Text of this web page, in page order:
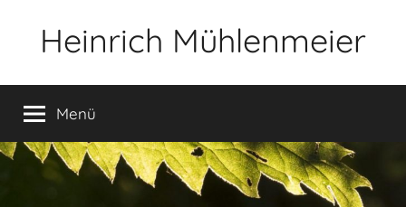
Heinrich Mühlenmeier
Glauben,
Umwelt,
Fotografie,
Menü